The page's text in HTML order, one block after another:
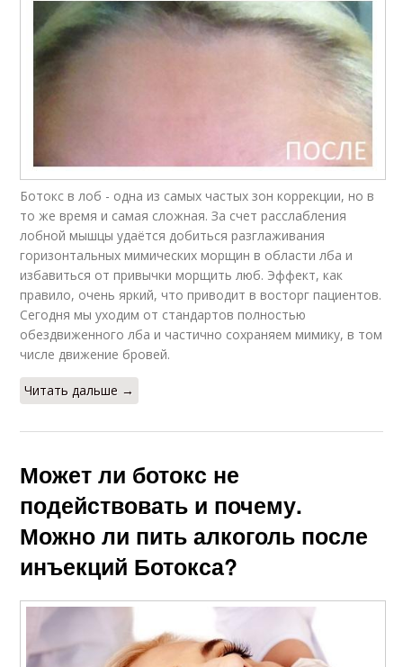
Ботокс в лоб - одна из самых частых зон коррекции, но в
то же время и самая сложная. За счет расслабления
лобной мышцы удаётся добиться разглаживания
горизонтальных мимических морщин в области лба и
избавиться от привычки морщить люб. Эффект, как
правило, очень яркий, что приводит в восторг пациентов.
Сегодня мы уходим от стандартов полностью
обездвиженного лба и частично сохраняем мимику, в том
числе движение бровей.
Читать дальше →
Может ли ботокс не
подействовать и почему.
Можно ли пить алкоголь после
инъекций Ботокса?